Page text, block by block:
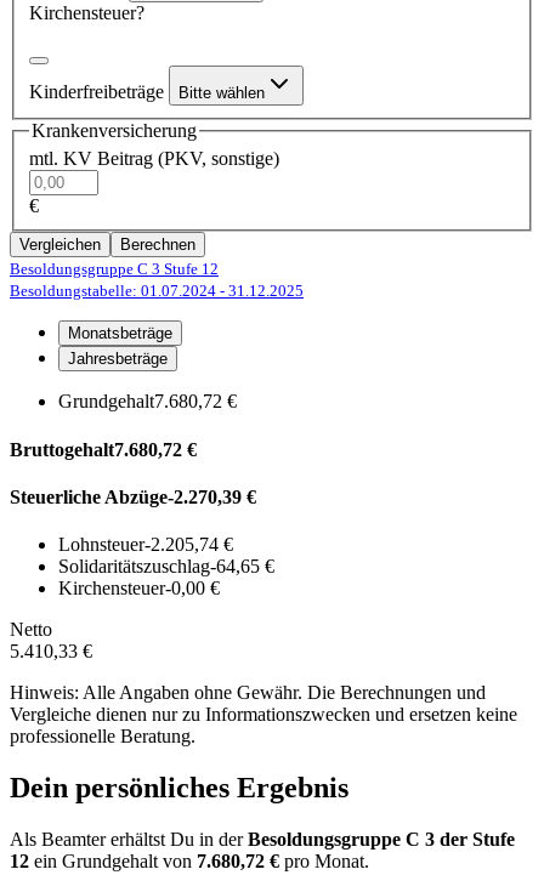
Kirchensteuer?
Kinderfreibeträge Bitte wählen
Krankenversicherung
mtl. KV Beitrag (PKV, sonstige)
€
Vergleichen
Berechnen
Besoldungsgruppe C 3 Stufe 12
Besoldungstabelle: 01.07.2024 - 31.12.2025
Monatsbeträge
Jahresbeträge
Grundgehalt7.680,72 €
Bruttogehalt7.680,72 €
Steuerliche Abzüge-2.270,39 €
Lohnsteuer-2.205,74 €
Solidaritätszuschlag-64,65 €
Kirchensteuer-0,00 €
Netto
5.410,33 €
Hinweis: Alle Angaben ohne Gewähr. Die Berechnungen und
Vergleiche dienen nur zu Informationszwecken und ersetzen keine
professionelle Beratung.
Dein persönliches Ergebnis
Als Beamter erhältst Du in derBesoldungsgruppe C 3 der Stufe
12 ein Grundgehalt von 7.680,72 € pro Monat.